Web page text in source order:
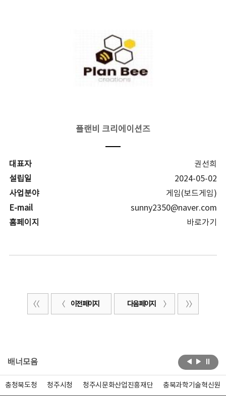
플랜비 크리에이션즈
대표자
권선희
설립일
2024-05-02
사업분야
게임(보드게임)
E-mail
sunny2350@naver.com
홈페이지
바로가기
이전 페이지 다음 페이지
배너모음
충청북도청 청주시청 청주시문화산업진흥재단 충북과학기술혁신원